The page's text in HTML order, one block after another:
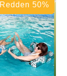
Redden 50%